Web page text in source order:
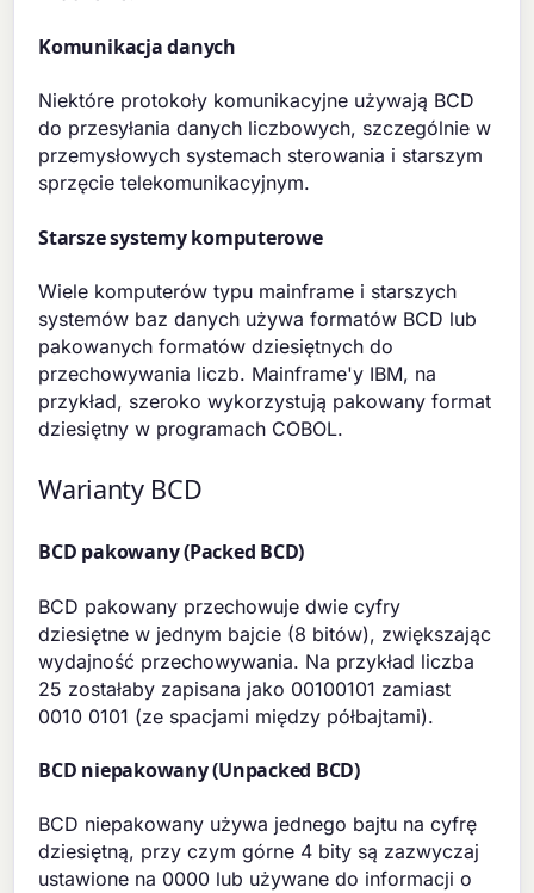
Komunikacja danych
Niektóre protokoły komunikacyjne używają BCD
do przesyłania danych liczbowych, szczególnie w
przemysłowych systemach sterowania i starszym
sprzęcie telekomunikacyjnym.
Starsze systemy komputerowe
Wiele komputerów typu mainframe i starszych
systemów baz danych używa formatów BCD lub
pakowanych formatów dziesiętnych do
przechowywania liczb. Mainframe'y IBM, na
przykład, szeroko wykorzystują pakowany format
dziesiętny w programach COBOL.
Warianty BCD
BCD pakowany (Packed BCD)
BCD pakowany przechowuje dwie cyfry
dziesiętne w jednym bajcie (8 bitów), zwiększając
wydajność przechowywania. Na przykład liczba
25 zostałaby zapisana jako 00100101 zamiast
0010 0101 (ze spacjami między półbajtami).
BCD niepakowany (Unpacked BCD)
BCD niepakowany używa jednego bajtu na cyfrę
dziesiętną, przy czym górne 4 bity są zazwyczaj
ustawione na 0000 lub używane do informacji o